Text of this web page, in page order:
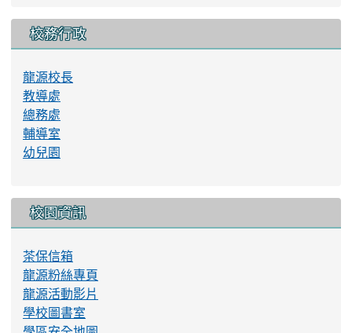
校務行政
龍源校長
教導處
總務處
輔導室
幼兒園
校園資訊
茶保信箱
龍源粉絲專頁
龍源活動影片
學校圖書室